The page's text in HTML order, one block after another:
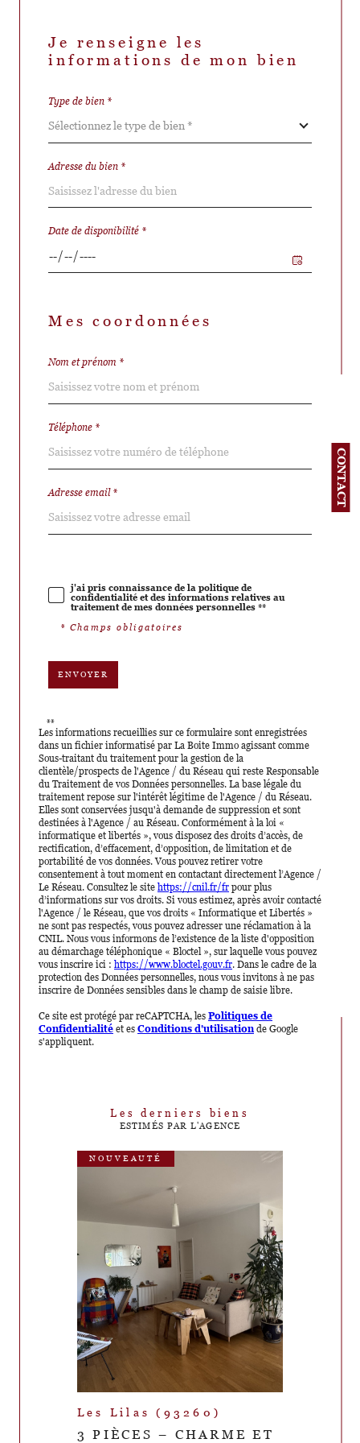
CONTACT
Je renseigne les
informations de mon bien
Type de bien *
Sélectionnez le type de bien *
Adresse du bien *
Date de disponibilité *
Mes coordonnées
Nom et prénom *
Téléphone *
Adresse email *
j'ai pris connaissance de la politique de
confidentialité et des informations relatives au
traitement de mes données personnelles **
* Champs obligatoires
ENVOYER
**
Les informations recueillies sur ce formulaire sont enregistrées
dans un fichier informatisé par La Boite Immo agissant comme
Sous-traitant du traitement pour la gestion de la
clientèle/prospects de l'Agence / du Réseau qui reste Responsable
du Traitement de vos Données personnelles. La base légale du
traitement repose sur l'intérêt légitime de l'Agence / du Réseau.
Elles sont conservées jusqu'à demande de suppression et sont
destinées à l'Agence / au Réseau. Conformément à la loi «
informatique et libertés », vous disposez des droits d’accès, de
rectification, d’effacement, d’opposition, de limitation et de
portabilité de vos données. Vous pouvez retirer votre
consentement à tout moment en contactant directement l’Agence /
Le Réseau. Consultez le site https://cnil.fr/fr pour plus
d’informations sur vos droits. Si vous estimez, après avoir contacté
l'Agence / le Réseau, que vos droits « Informatique et Libertés »
ne sont pas respectés, vous pouvez adresser une réclamation à la
CNIL. Nous vous informons de l’existence de la liste d'opposition
au démarchage téléphonique « Bloctel », sur laquelle vous pouvez
vous inscrire ici : https://www.bloctel.gouv.fr. Dans le cadre de la
protection des Données personnelles, nous vous invitons à ne pas
inscrire de Données sensibles dans le champ de saisie libre.
Ce site est protégé par reCAPTCHA, les Politiques de
Confidentialité et es Conditions d'utilisation de Google
s'appliquent.
Les derniers biens
ESTIMÉS PAR L'AGENCE
NOUVEAUTÉ
Les Lilas (93260)
3 PIÈCES – CHARME ET